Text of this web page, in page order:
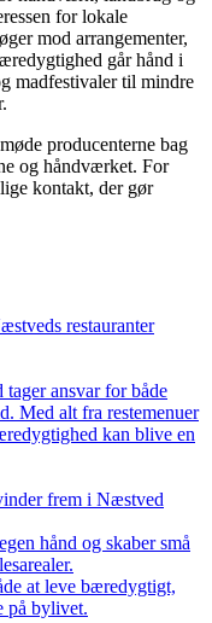
for lokale
mod arrangementer,
går hånd i
madfestivaler til mindre
producenterne bag
og håndværket. For
kontakt, der gør
restauranter
ansvar for både
Med alt fra restemenuer
kan blive en
frem i Næstved
hånd og skaber små
at leve bæredygtigt,
på bylivet.